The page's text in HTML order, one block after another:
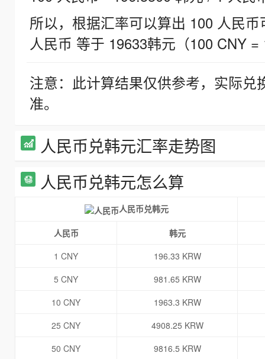
所以，根据汇率可以算出 100 人民
人民币 等于 19633韩元（100 CNY =
注意：此计算结果仅供参考，实际
准。
人民币兑韩元汇率走势图
人民币兑韩元怎么算
人民币兑韩元
人民币
韩元
1 CNY
196.33 KRW
5 CNY
981.65 KRW
10 CNY
1963.3 KRW
25 CNY
4908.25 KRW
50 CNY
9816.5 KRW